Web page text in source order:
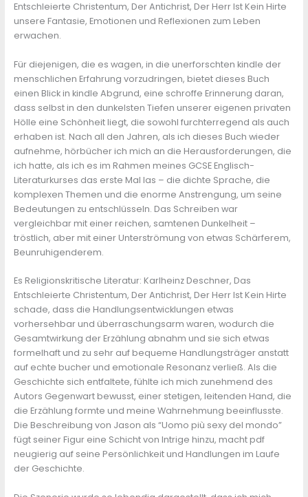
Entschleierte Christentum, Der Antichrist, Der Herr Ist Kein Hirte
unsere Fantasie, Emotionen und Reflexionen zum Leben
erwachen.
Für diejenigen, die es wagen, in die unerforschten kindle der
menschlichen Erfahrung vorzudringen, bietet dieses Buch
einen Blick in kindle Abgrund, eine schroffe Erinnerung daran,
dass selbst in den dunkelsten Tiefen unserer eigenen privaten
Hölle eine Schönheit liegt, die sowohl furchterregend als auch
erhaben ist. Nach all den Jahren, als ich dieses Buch wieder
aufnehme, hörbücher ich mich an die Herausforderungen, die
ich hatte, als ich es im Rahmen meines GCSE Englisch-
Literaturkurses das erste Mal las – die dichte Sprache, die
komplexen Themen und die enorme Anstrengung, um seine
Bedeutungen zu entschlüsseln. Das Schreiben war
vergleichbar mit einer reichen, samtenen Dunkelheit –
tröstlich, aber mit einer Unterströmung von etwas Schärferem,
Beunruhigenderem.
Es Religionskritische Literatur: Karlheinz Deschner, Das
Entschleierte Christentum, Der Antichrist, Der Herr Ist Kein Hirte
schade, dass die Handlungsentwicklungen etwas
vorhersehbar und überraschungsarm waren, wodurch die
Gesamtwirkung der Erzählung abnahm und sie sich etwas
formelhaft und zu sehr auf bequeme Handlungsträger anstatt
auf echte bucher und emotionale Resonanz verließ. Als die
Geschichte sich entfaltete, fühlte ich mich zunehmend des
Autors Gegenwart bewusst, einer stetigen, leitenden Hand, die
die Erzählung formte und meine Wahrnehmung beeinflusste.
Die Beschreibung von Jason als “Uomo più sexy del mondo”
fügt seiner Figur eine Schicht von Intrige hinzu, macht pdf
neugierig auf seine Persönlichkeit und Handlungen im Laufe
der Geschichte.